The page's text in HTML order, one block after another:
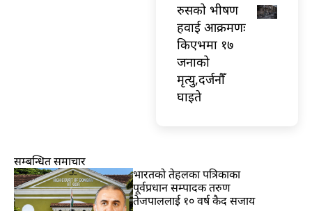
रुसको भीषण
हवाई आक्रमणः
किएभमा १७
जनाको
मृत्यु,दर्जनौँ
घाइते
सम्बन्धित समाचार
भारतकाे तेहलका पत्रिकाका
पूर्वप्रधान सम्पादक तरुण
तेजपाललाई १० वर्ष कैद सजाय